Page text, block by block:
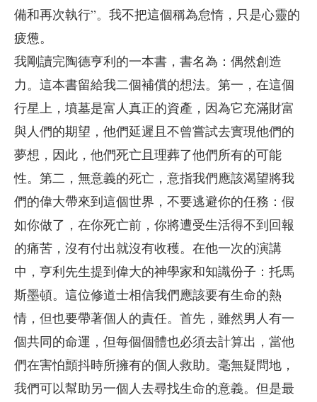
備和再次執行”。我不把這個稱為怠惰，只是心靈的
疲憊。
我剛讀完陶德亨利的一本書，書名為：偶然創造
力。這本書留給我二個補償的想法。第一，在這個
行星上，墳墓是富人真正的資產，因為它充滿財富
與人們的期望，他們延遲且不曾嘗試去實現他們的
夢想，因此，他們死亡且理葬了他們所有的可能
性。第二，無意義的死亡，意指我們應該渴望將我
們的偉大帶來到這個世界，不要逃避你的任務：假
如你做了，在你死亡前，你將遭受生活得不到回報
的痛苦，沒有付出就沒有收穫。在他一次的演講
中，亨利先生提到偉大的神學家和知識份子：托馬
斯墨頓。這位修道士相信我們應該要有生命的熱
情，但也要帶著個人的責任。首先，雖然男人有一
個共同的命運，但每個個體也必須去計算出，當他
們在害怕顫抖時所擁有的個人救助。毫無疑問地，
我們可以幫助另一個人去尋找生命的意義。但是最